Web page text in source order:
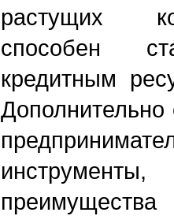
растущих
способен
кредитным